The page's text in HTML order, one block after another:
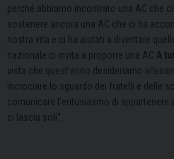
perché abbiamo incontrato una AC che
sostenere ancora una AC che ci ha
nostra vita e ci ha aiutati a diventare
nazionale ci invita a proporre una AC A
vista che quest’anno desideriamo
incrociare lo sguardo dei fratelli e delle
comunicare l’entusiasmo di appartenere
ci lascia soli”.